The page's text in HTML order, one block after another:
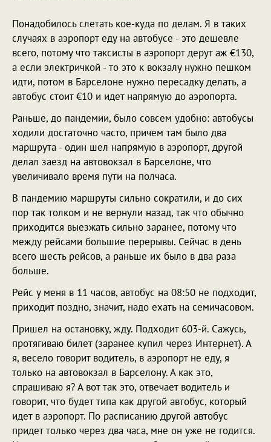
Понадобилось слетать кое-куда по делам. Я в таких
случаях в аэропорт еду на автобусе - это дешевле
всего, потому что таксисты в аэропорт дерут аж €130,
а если электричкой - то это к вокзалу нужно пешком
идти, потом в Барселоне нужно пересадку делать, а
автобус стоит €10 и идет напрямую до аэропорта.
Раньше, до пандемии, было совсем удобно: автобусы
ходили достаточно часто, причем там было два
маршрута - один шел напрямую в аэропорт, другой
делал заезд на автовокзал в Барселоне, что
увеличивало время пути на полчаса.
В пандемию маршруты сильно сократили, и до сих
пор так толком и не вернули назад, так что обычно
приходится выезжать сильно заранее, потому что
между рейсами большие перерывы. Сейчас в день
всего шесть рейсов, а раньше их было в два раза
больше.
Рейс у меня в 11 часов, автобус на 08:50 не подходит,
приходит поздно, значит, надо ехать на семичасовом.
Пришел на остановку, жду. Подходит 603-й. Сажусь,
протягиваю билет (заранее купил через Интернет). А
я, весело говорит водитель, в аэропорт не еду, я
только на автовокзал в Барселону. А как это,
спрашиваю я? А вот так это, отвечает водитель и
говорит, что будет типа как другой автобус, который
идет в аэропорт. По расписанию другой автобус
придет только через два часа, мне он уже не годится.